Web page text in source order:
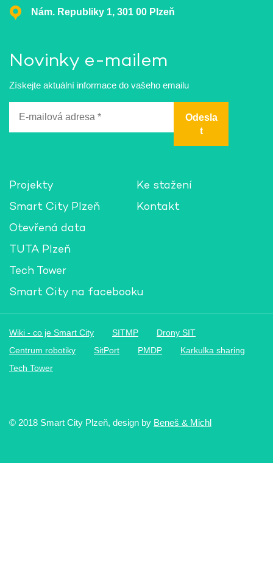
Nám. Republiky 1, 301 00 Plzeň
Novinky e-mailem
Získejte aktuální informace do vašeho emailu
mailová
Projekty
Smart City Plzeň
Ke stažení
Kontakt
Otevřená data
TUTA Plzeň
Tech Tower
Smart City na facebooku
Wiki - co je Smart City SITMP
Drony SIT
Centrum robotiky
SitPort PMDP
Karkulka sharing
Tech Tower
© 2018 Smart City Plzeň, design by Beneš & Michl